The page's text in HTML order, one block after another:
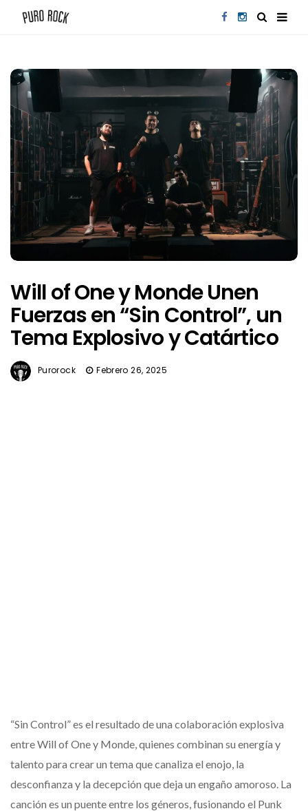
Will of One y Monde Unen
Fuerzas en “Sin Control”, un
Tema Explosivo y Catártico
Purorock Febrero 26, 2025
“Sin Control” es el resultado de una colaboración explosiva
entre Will of One y Monde, quienes combinan su energía y
talento para crear un tema que canaliza el enojo, la
desconfianza y la decepción que deja un engaño amoroso. La
canción es un puente entre los géneros, fusionando el Punk